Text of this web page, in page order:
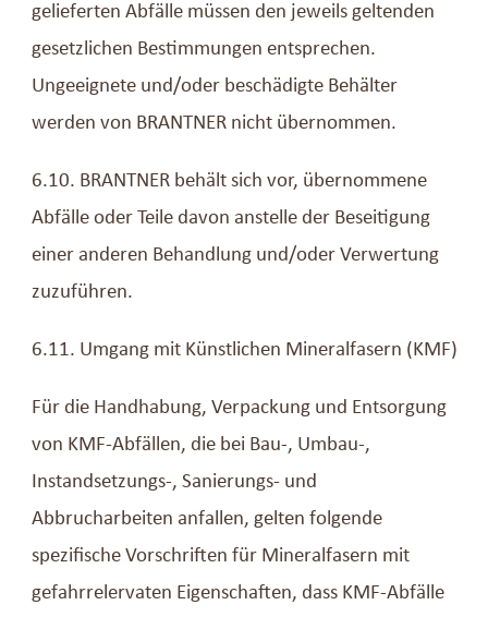
gelieferten Abfälle müssen den jeweils geltenden
gesetzlichen Bestimmungen entsprechen.
Ungeeignete und/oder beschädigte Behälter
werden von BRANTNER nicht übernommen.
6.10. BRANTNER behält sich vor, übernommene
Abfälle oder Teile davon anstelle der Beseitigung
einer anderen Behandlung und/oder Verwertung
zuzuführen.
6.11. Umgang mit Künstlichen Mineralfasern (KMF)
Für die Handhabung, Verpackung und Entsorgung
von KMF-Abfällen, die bei Bau-, Umbau-,
Instandsetzungs-, Sanierungs- und
Abbrucharbeiten anfallen, gelten folgende
spezifische Vorschriften für Mineralfasern mit
gefahrrelervaten Eigenschaften, dass KMF-Abfälle